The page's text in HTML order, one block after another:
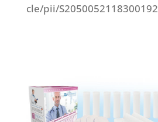
cle/pii/S2050052118300192